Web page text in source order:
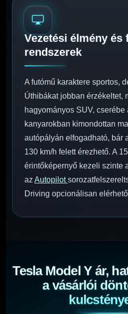
Vezetési élmény és
rendszerek
A futómű karaktere sportos,
Úthibákat jobban érzékeltet,
hagyományos SUV, cserébe
kanyarokban kimondottan
autópályán elfogadható, bár
130 km/h felett érezhető. A
érintőképernyő kezeli szinte
az Autopilot
Driving opcionálisan elérhető.
Tesla Model Y ár,
a vásárlói